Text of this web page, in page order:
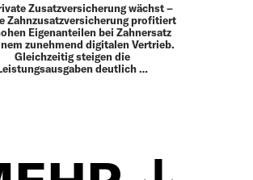
Zusatzversicherung wächst –
Zahnzusatzversicherung profitiert
Eigenanteilen bei Zahnersatz
zunehmend digitalen Vertrieb.
Gleichzeitig steigen die
deutlich …